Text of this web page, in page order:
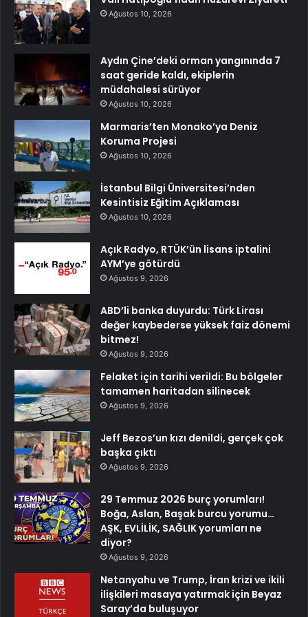
Ağustos 10, 2026
Aydın Çine’deki orman yangınında 7
saat geride kaldı, ekiplerin
müdahalesi sürüyor
Ağustos 10, 2026
Marmaris’ten Monako’ya Deniz
Koruma Projesi
Ağustos 10, 2026
İstanbul Bilgi Üniversitesi’nden
Kesintisiz Eğitim Açıklaması
Ağustos 10, 2026
Açık Radyo, RTÜK’ün lisans iptalini
AYM’ye götürdü
Ağustos 9, 2026
ABD’li banka duyurdu: Türk Lirası
değer kaybederse yüksek faiz dönemi
bitmez!
Ağustos 9, 2026
Felaket için tarihi verildi: Bu bölgeler
tamamen haritadan silinecek
Ağustos 9, 2026
Jeff Bezos’un kızı denildi, gerçek çok
başka çıktı
Ağustos 9, 2026
29 Temmuz 2026 burç yorumları!
Boğa, Aslan, Başak burcu yorumu…
AŞK, EVLİLİK, SAĞLIK yorumları ne
diyor?
Ağustos 9, 2026
Netanyahu ve Trump, İran krizi ve ikili
ilişkileri masaya yatırmak için Beyaz
Saray’da buluşuyor